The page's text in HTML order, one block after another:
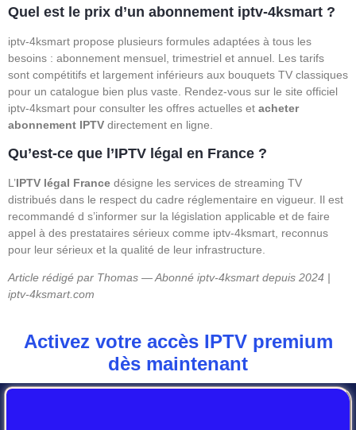
Quel est le prix d’un abonnement iptv-4ksmart ?
iptv-4ksmart propose plusieurs formules adaptées à tous les
besoins : abonnement mensuel, trimestriel et annuel. Les tarifs
sont compétitifs et largement inférieurs aux bouquets TV classiques
pour un catalogue bien plus vaste. Rendez-vous sur le site officiel
iptv-4ksmart pour consulter les offres actuelles et acheter
abonnement IPTV directement en ligne.
Qu’est-ce que l’IPTV légal en France ?
L’IPTV légal France désigne les services de streaming TV
distribués dans le respect du cadre réglementaire en vigueur. Il est
recommandé d s’informer sur la législation applicable et de faire
appel à des prestataires sérieux comme iptv-4ksmart, reconnus
pour leur sérieux et la qualité de leur infrastructure.
Article rédigé par Thomas — Abonné iptv-4ksmart depuis 2024 |
iptv-4ksmart.com
Activez votre accès IPTV premium
dès maintenant